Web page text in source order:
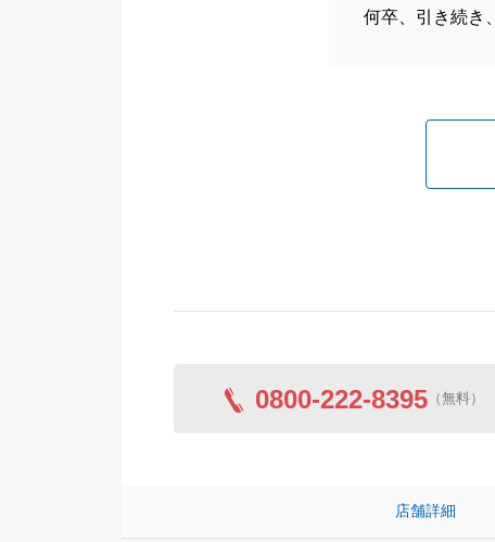
何卒、引き続き
0800-222-8395 （無料）
店舗詳細